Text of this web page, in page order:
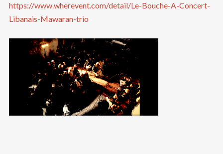
https://www.wherevent.com/detail/Le-Bouche-A-Concert-
Libanais-Mawaran-trio